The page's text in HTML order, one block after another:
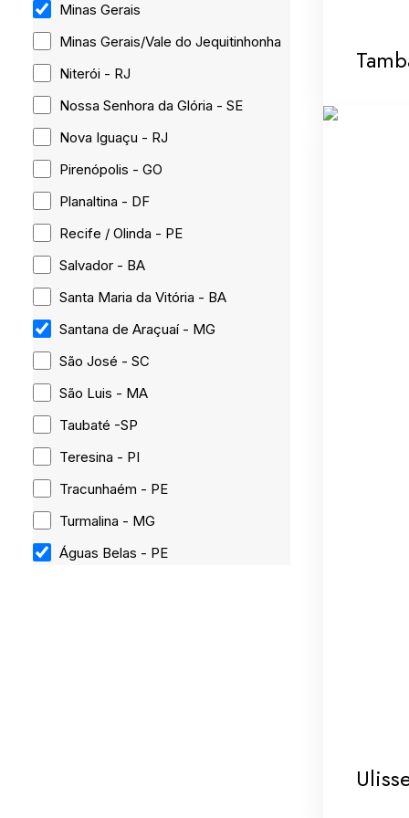
Minas Gerais
Minas Gerais/Vale do Jequitinhonha
Niterói - RJ
Nossa Senhora da Glória - SE
Nova Iguaçu - RJ
Pirenópolis - GO
Planaltina - DF
Recife / Olinda - PE
Salvador - BA
Santa Maria da Vitória - BA
Santana de Araçuaí - MG
São José - SC
São Luis - MA
Taubaté -SP
Teresina - PI
Tracunhaém - PE
Turmalina - MG
Águas Belas - PE